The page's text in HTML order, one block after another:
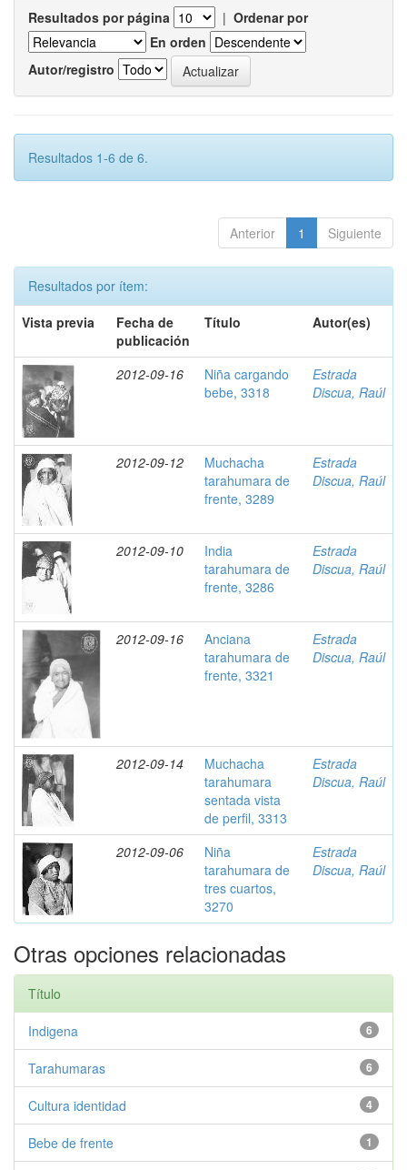
Resultados por página | Ordenar por
En orden
Autor/registro
Resultados 1-6 de 6.
Anterior 1 Siguiente
Resultados por ítem:
Vista previa
Fecha de
publicación
Título Autor(es)
2012-09-16
Niña cargando
bebe, 3318
Estrada
Discua, Raúl
2012-09-12
Muchacha
tarahumara de
frente, 3289
Estrada
Discua, Raúl
2012-09-10
India
tarahumara de
frente, 3286
Estrada
Discua, Raúl
2012-09-16
Anciana
tarahumara de
frente, 3321
Estrada
Discua, Raúl
2012-09-14
Muchacha
tarahumara
sentada vista
de perfil, 3313
Estrada
Discua, Raúl
2012-09-06
Niña
tarahumara de
tres cuartos,
3270
Estrada
Discua, Raúl
Otras opciones relacionadas
Título
6
Indigena
6
Tarahumaras
4
Cultura identidad
1
Bebe de frente